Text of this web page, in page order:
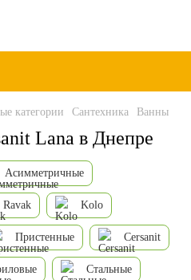
категории Сантехника Ванны
Lana в Днепре
Асимметричные
Ravak Kolo
Пристенные Cersanit
Стальные